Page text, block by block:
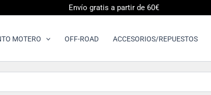
Envío gratis a partir de 60€
MOTERO OFF-ROAD ACCESORIOS/REPUESTOS